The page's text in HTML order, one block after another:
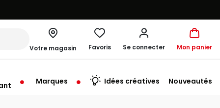
Votre magasin
Vendredi à 09:30
Favoris Se connecter Mon panier
Marques Idées créatives Nouveautés